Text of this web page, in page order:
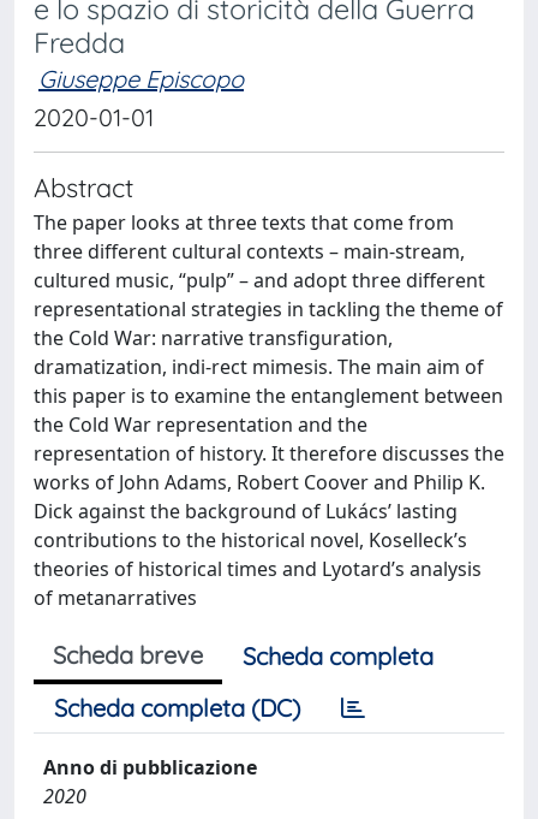
e lo spazio di storicità della Guerra
Fredda
Giuseppe Episcopo
2020-01-01
Abstract
The paper looks at three texts that come from
three different cultural contexts – main-stream,
cultured music, “pulp” – and adopt three different
representational strategies in tackling the theme of
the Cold War: narrative transfiguration,
dramatization, indi-rect mimesis. The main aim of
this paper is to examine the entanglement between
the Cold War representation and the
representation of history. It therefore discusses the
works of John Adams, Robert Coover and Philip K.
Dick against the background of Lukács’ lasting
contributions to the historical novel, Koselleck’s
theories of historical times and Lyotard’s analysis
of metanarratives
Scheda breve
Scheda completa
Scheda completa (DC)
Anno di pubblicazione
2020